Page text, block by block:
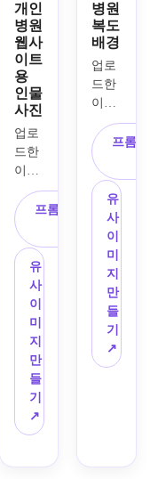
복
개인
병원
웹사
이트
용
인물
사진
업로
드한
이미
지를
인물
로 사
용해
프리
미엄
인물
사진
조명,
부드
러운
배경
흐림,
전문
장,
프롬프트 복
유
사
이
미
지
만
들
기
↗
병원
복도
배경
업로
드한
이미
지를
인물
로 사
용해
부드
럽게
흐려
진 병
원 복
도를
배경
으로
한 현
실적
프롬
유
사
이
미
지
만
들
기
↗